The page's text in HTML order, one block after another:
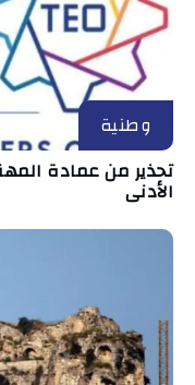
وطنية
تحذير من عمادة
الأدنى